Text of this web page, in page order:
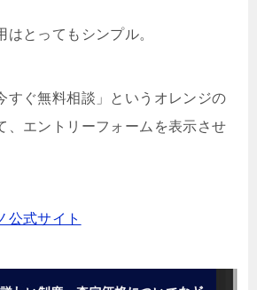
はとってもシンプル。
すぐ無料相談」というオレンジの
、エントリーフォームを表示させ
公式サイト